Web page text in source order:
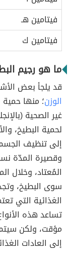
فيتامين هـ
فيتامين ك
ما هو رجيم
قد يلجأ بعض
الوزن؛ منها
لحمية البطيخ،
إلى تنظيف
وقصيرة المدّة
المُعتاد، وخلال
سوى البطيخ،
الغذائية التي
تساعد هذه
مؤقت، ولكن
إلى العادات